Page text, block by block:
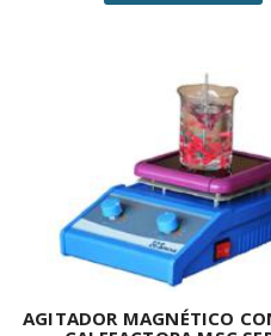
AGITADOR MAGNÉTICO